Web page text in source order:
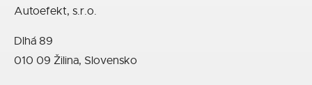
Autoefekt, s.r.o.
Dlhá 89
010 09 Žilina, Slovensko